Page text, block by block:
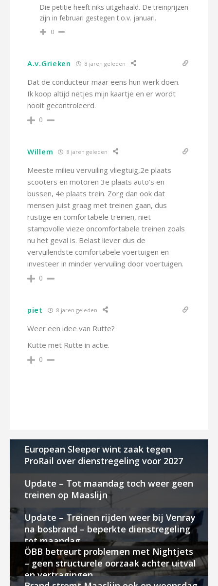
Die petitie heeft niks uitgehaald. De treinprijzen
zijn in februari gestegen t.o.v. januari.
0
A.v.Grieken 8 jaren geleden
Dat de conducteur maar eens hun werk doen.
Ik koop altijd netjes mijn kaartje en er wordt
nooit gecontroleerd.
0
Willem 8 jaren geleden
Meeste milieu vervuiling vliegtuig,2e plaats
scooters en motoren 3e plaats auto’s en
bussen, 4e plaats trein. Zorg dan ook dat
mensen juist graag met treinen gaan, dus
rustige en comfortabele treinen, niet
stampvolle vieze oncomfortabele treinen zoals
nu het geval is. Belast liever dus de
vervuilendste comfortabele voertuigen en
investeer in minder vervuiling door voertuigen.
0
piet 8 jaren geleden
Weer een idee van Rutte?
Kutte met Rutte in actie.
0
European Sleeper wint zaak tegen
ProRail over dienstregeling voor 2027
Update – Tot maandag toch weer geen
treinen op Maaslijn
Update – Treinen rijden weer bij Venray
na bosbrand – beperkte dienstregeling
tot maandag
ÖBB betreurt problemen met Nightjets
– geen structurele oorzaak achter uitval
en vertragingen